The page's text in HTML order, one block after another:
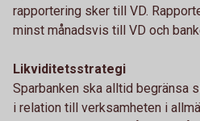
rapportering sker till VD.
minst månadsvis till VD och
Likviditetsstrategi
Sparbanken ska alltid begränsa
i relation till verksamheten i